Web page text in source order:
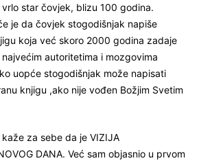
vrlo star čovjek, blizu 100 godina.
je da čovjek stogodišnjak napiše
koja već skoro 2000 godina zadaje
autoritetima i mozgovima
uopće stogodišnjak može napisati
knjigu ,ako nije vođen Božjim Svetim
za sebe da je VIZIJA
DANA. Već sam objasnio u prvom